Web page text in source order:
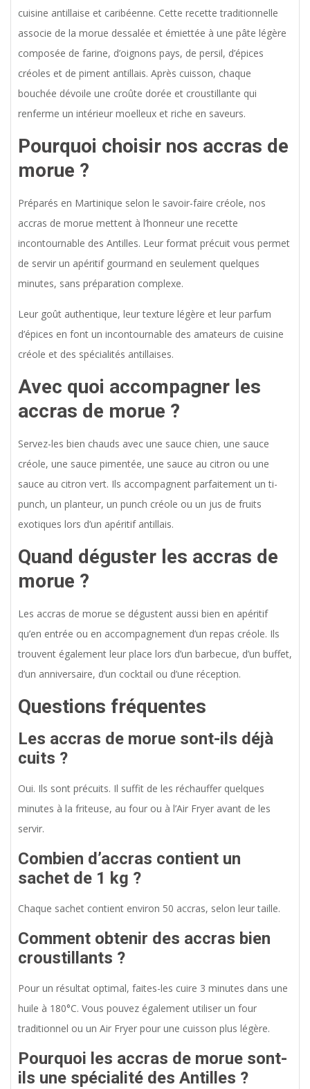
cuisine antillaise et caribéenne. Cette recette traditionnelle
associe de la morue dessalée et émiettée à une pâte légère
composée de farine, d’oignons pays, de persil, d’épices
créoles et de piment antillais. Après cuisson, chaque
bouchée dévoile une croûte dorée et croustillante qui
renferme un intérieur moelleux et riche en saveurs.
Pourquoi choisir nos accras de
morue ?
Préparés en Martinique selon le savoir-faire créole, nos
accras de morue mettent à l’honneur une recette
incontournable des Antilles. Leur format précuit vous permet
de servir un apéritif gourmand en seulement quelques
minutes, sans préparation complexe.
Leur goût authentique, leur texture légère et leur parfum
d’épices en font un incontournable des amateurs de cuisine
créole et des spécialités antillaises.
Avec quoi accompagner les
accras de morue ?
Servez-les bien chauds avec une sauce chien, une sauce
créole, une sauce pimentée, une sauce au citron ou une
sauce au citron vert. Ils accompagnent parfaitement un ti-
punch, un planteur, un punch créole ou un jus de fruits
exotiques lors d’un apéritif antillais.
Quand déguster les accras de
morue ?
Les accras de morue se dégustent aussi bien en apéritif
qu’en entrée ou en accompagnement d’un repas créole. Ils
trouvent également leur place lors d’un barbecue, d’un buffet,
d’un anniversaire, d’un cocktail ou d’une réception.
Questions fréquentes
Les accras de morue sont-ils déjà
cuits ?
Oui. Ils sont précuits. Il suffit de les réchauffer quelques
minutes à la friteuse, au four ou à l’Air Fryer avant de les
servir.
Combien d’accras contient un
sachet de 1 kg ?
Chaque sachet contient environ 50 accras, selon leur taille.
Comment obtenir des accras bien
croustillants ?
Pour un résultat optimal, faites-les cuire 3 minutes dans une
huile à 180°C. Vous pouvez également utiliser un four
traditionnel ou un Air Fryer pour une cuisson plus légère.
Pourquoi les accras de morue sont-
ils une spécialité des Antilles ?